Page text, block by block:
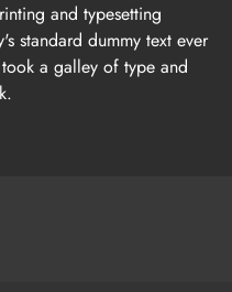
and typesetting
standard dummy text ever
a galley of type and